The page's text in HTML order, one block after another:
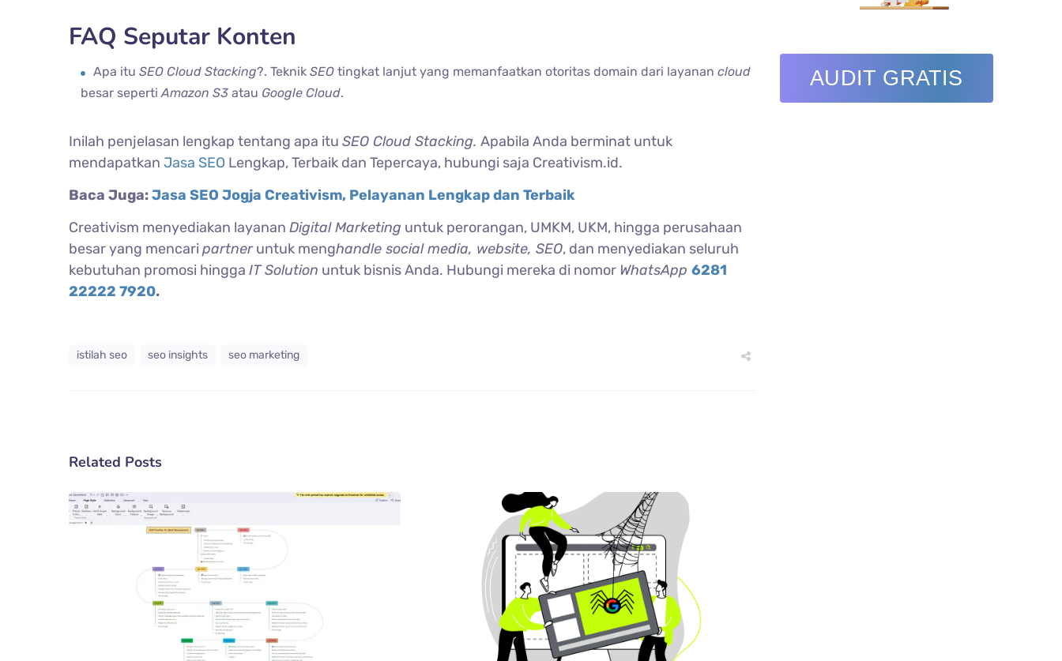
FAQ Seputar Konten
Apa itu SEO Cloud Stacking?. Teknik SEO tingkat lanjut yang memanfaatkan otoritas domain dari layanan cloud
besar sepertiAmazon S3 atau Google Cloud.
Inilah penjelasan lengkap tentang apa itu SEO Cloud Stacking. Apabila Anda berminat untuk
mendapatkan Jasa SEO Lengkap, Terbaik dan Tepercaya, hubungi saja Creativism.id.
Baca Juga:Jasa SEO Jogja Creativism, Pelayanan Lengkap dan Terbaik
Creativism menyediakan layanan Digital Marketing untuk perorangan, UMKM, UKM, hingga perusahaan
besar yang mencari partneruntuk menghandle social media, website, SEO, dan menyediakan seluruh
kebutuhan promosi hingga IT Solution untuk bisnis Anda. Hubungi mereka di nomor WhatsApp 6281
22222 7920.
istilah seo seo insights seo marketing
Related Posts
AUDIT GRATIS